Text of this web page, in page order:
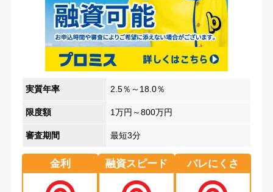
実質年率 2.5％～18.0％
限度額 1万円～800万円
審査期間 最短3分
金利 融資スピード バレにくさ